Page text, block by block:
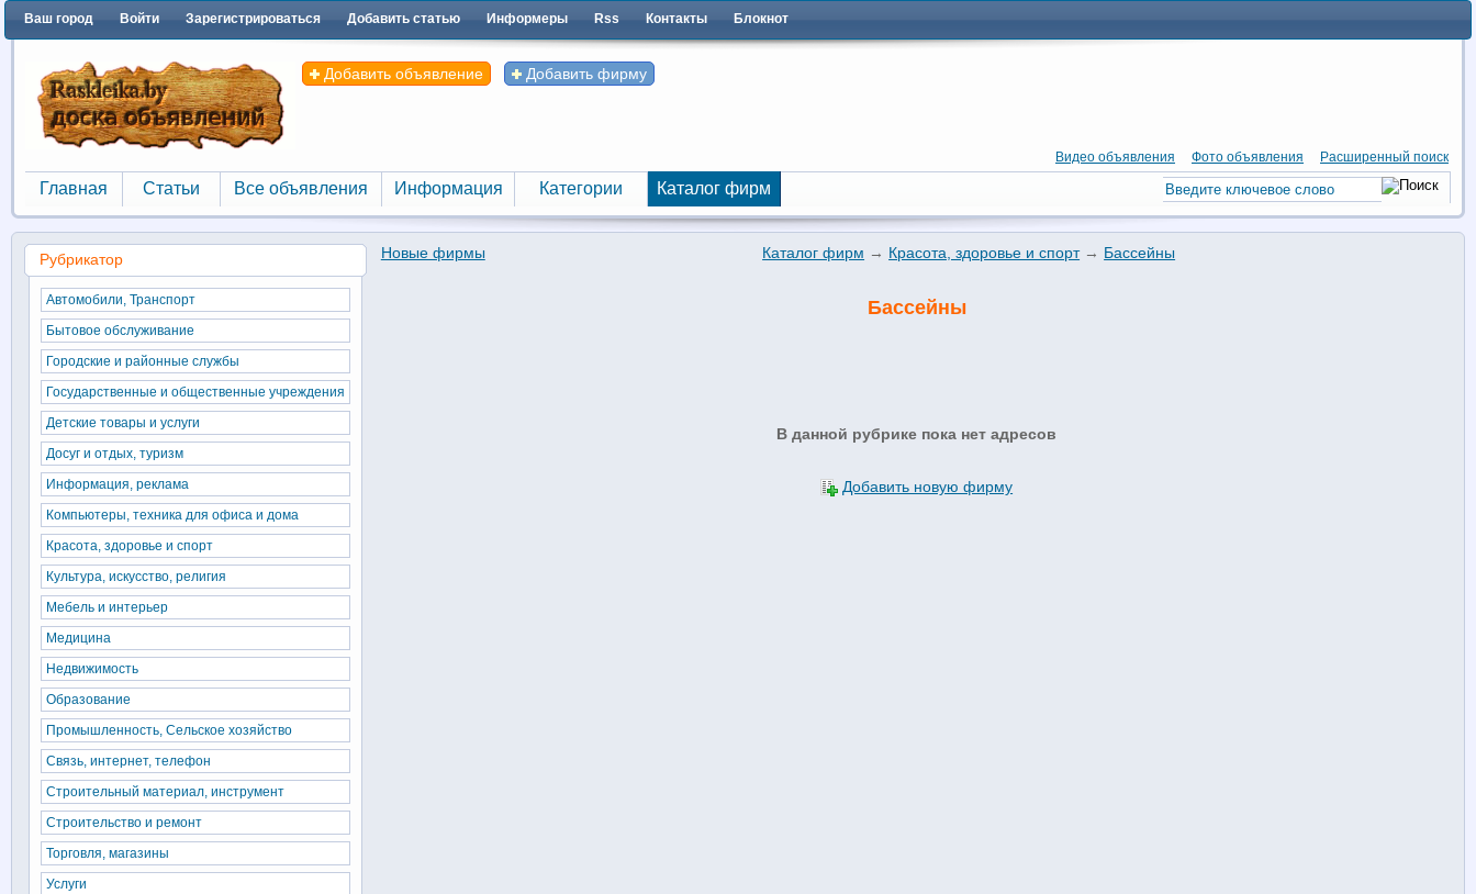
Ваш город Войти Зарегистрироваться Добавить статью Информеры Rss Контакты Блокнот
Добавить объявление Добавить фирму
Видео объявления Фото объявления Расширенный поиск
Главная
Главная
Статьи
Статьи
Все объявления
Все объявления
Информация Категории Каталог фирм
Новые фирмы Каталог фирм → Красота, здоровье и спорт→ Бассейны
Бассейны
В данной рубрике пока нет адресов
Добавить новую фирму
Рубрикатор
Автомобили, Транспорт
Бытовое обслуживание
Городские и районные службы
Государственные и общественные учреждения
Детские товары и услуги
Досуг и отдых, туризм
Информация, реклама
Компьютеры, техника для офиса и дома
Красота, здоровье и спорт
Культура, искусство, религия
Мебель и интерьер
Медицина
Недвижимость
Образование
Промышленность, Сельское хозяйство
Связь, интернет, телефон
Строительный материал, инструмент
Строительство и ремонт
Торговля, магазины
Услуги